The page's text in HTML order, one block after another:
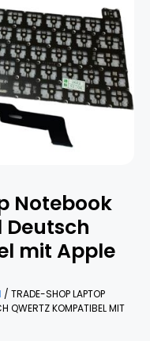
Notebook
mit Apple
/ TRADE-SHOP LAPTOP
QWERTZ KOMPATIBEL MIT